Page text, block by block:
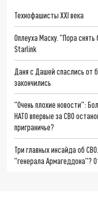
Технофашисты XXI века
Оплеуха Маску. "Пора
Starlink
Даня с Дашей спаслись от
закончились
"Очень плохие новости":
НАТО впервые за СВО
приграничье?
Три главных инсайда об
"генерала Армагеддона"?